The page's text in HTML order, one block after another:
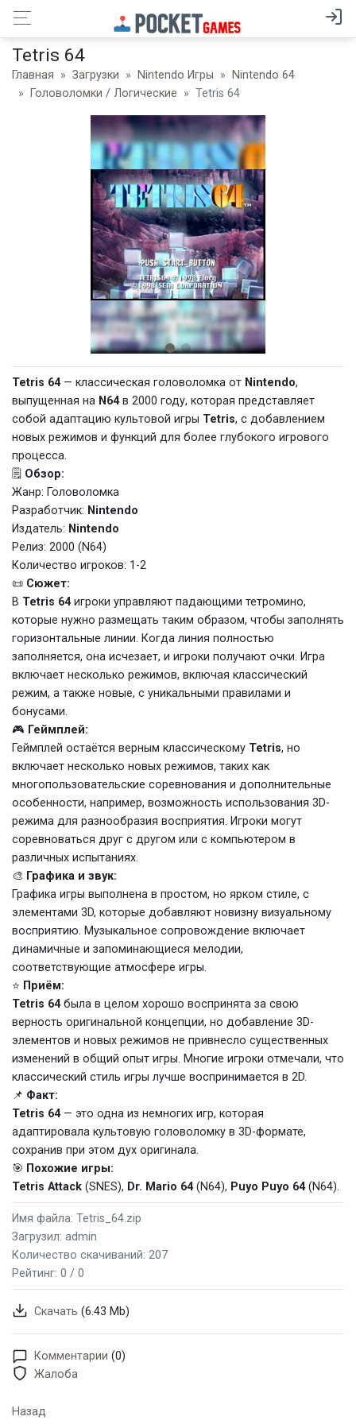
Tetris 64
Главная Загрузки Nintendo Игры
Nintendo 64
Головоломки / Логические
Tetris 64
Tetris 64— классическая головоломка от Nintendo,
выпущенная на N64в 2000 году, которая представляет
собой адаптацию культовой игры Tetris, с добавлением
новых режимов и функций для более глубокого игрового
процесса.
🗒️ Обзор:
Жанр: Головоломка
Разработчик: Nintendo
Издатель: Nintendo
Релиз: 2000 (N64)
Количество игроков: 1-2
📜 Сюжет:
В Tetris 64игроки управляют падающими тетромино,
которые нужно размещать таким образом, чтобы заполнять
горизонтальные линии. Когда линия полностью
заполняется, она исчезает, и игроки получают очки. Игра
включает несколько режимов, включая классический
режим, а также новые, с уникальными правилами и
бонусами.
🎮 Геймплей:
Геймплей остаётся верным классическому Tetris, но
включает несколько новых режимов, таких как
многопользовательские соревнования и дополнительные
особенности, например, возможность использования 3D-
режима для разнообразия восприятия. Игроки могут
соревноваться друг с другом или с компьютером в
различных испытаниях.
🎨 Графика и звук:
Графика игры выполнена в простом, но ярком стиле, с
элементами 3D, которые добавляют новизну визуальному
восприятию. Музыкальное сопровождение включает
динамичные и запоминающиеся мелодии,
соответствующие атмосфере игры.
⭐ Приём:
Tetris 64была в целом хорошо воспринята за свою
верность оригинальной концепции, но добавление 3D-
элементов и новых режимов не привнесло существенных
изменений в общий опыт игры. Многие игроки отмечали, что
классический стиль игры лучше воспринимается в 2D.
📌 Факт:
Tetris 64— это одна из немногих игр, которая
адаптировала культовую головоломку в 3D-формате,
сохранив при этом дух оригинала.
🎯 Похожие игры:
Tetris Attack (SNES), Dr. Mario 64(N64), Puyo Puyo 64(N64).
Имя файла: Tetris_64.zip
Загрузил: admin
Количество скачиваний: 207
Рейтинг: 0 / 0
Скачать (6.43 Mb)
Комментарии (0)
Жалоба
Назад